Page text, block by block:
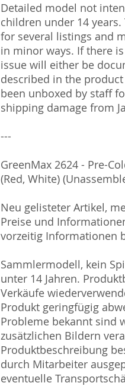
Detailed model not
children under 14
for several listings and
in minor ways. If there
issue will either be
described in the
been unboxed by staff
shipping damage from
---
GreenMax 2624 - Pre-
(Red, White)
Neu gelisteter Artikel,
Preise und
vorzeitig Informationen
Sammlermodell, kein
unter 14 Jahren.
Verkäufe
Produkt geringfügig
Probleme bekannt sind
zusätzlichen Bildern
Produktbeschreibung
durch Mitarbeiter
eventuelle